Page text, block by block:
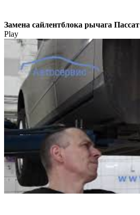
Замена сайлентблока рычага Пассат
Play